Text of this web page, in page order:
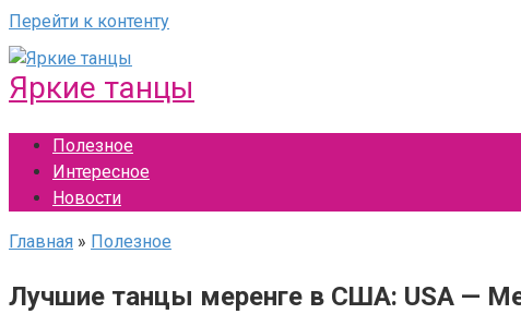
Перейти к контенту
Яркие танцы
Полезное
Интересное
Новости
Главная » Полезное
Лучшие танцы меренге в США: USA —